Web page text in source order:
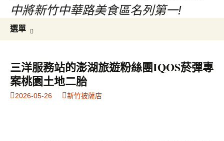
中將新竹中華路美食區名列第一!
選單
內
容
字:
三洋服務站的澎湖旅遊粉絲團IQOS菸彈專
案桃園土地二胎
2026-05-26 新竹披薩店